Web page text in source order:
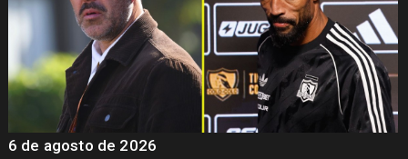
5 de agosto de 2026